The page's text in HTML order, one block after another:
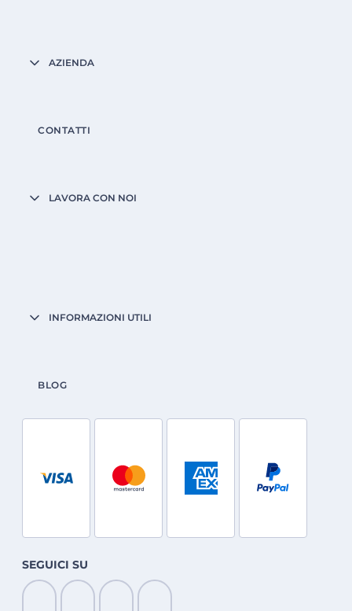
AZIENDA
CONTATTI
LAVORA CON NOI
INFORMAZIONI UTILI
BLOG
SEGUICI SU